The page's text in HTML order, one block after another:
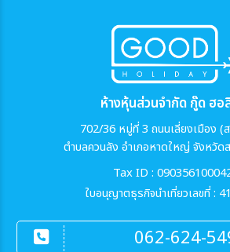
ห้างหุ้นส่วนจำกัด กู๊ด ฮอ
702/36 หมู่ที่ 3 ถนนเลี่ยงเมือง (ส
ตำบลควนลัง อำเภอหาดใหญ่ จังหวัด
Tax ID :
ใบอนุญาตธุรกิจนำเที่ยวเลขที่ :
062-624-